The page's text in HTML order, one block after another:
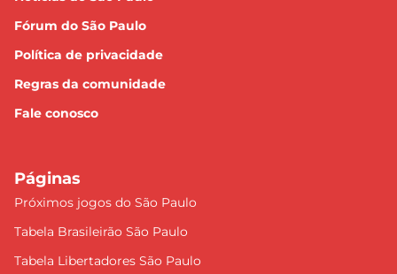
Fórum do São Paulo
Política de privacidade
Regras da comunidade
Fale conosco
Páginas
Próximos jogos do São Paulo
Tabela Brasileirão São Paulo
Tabela Libertadores São Paulo